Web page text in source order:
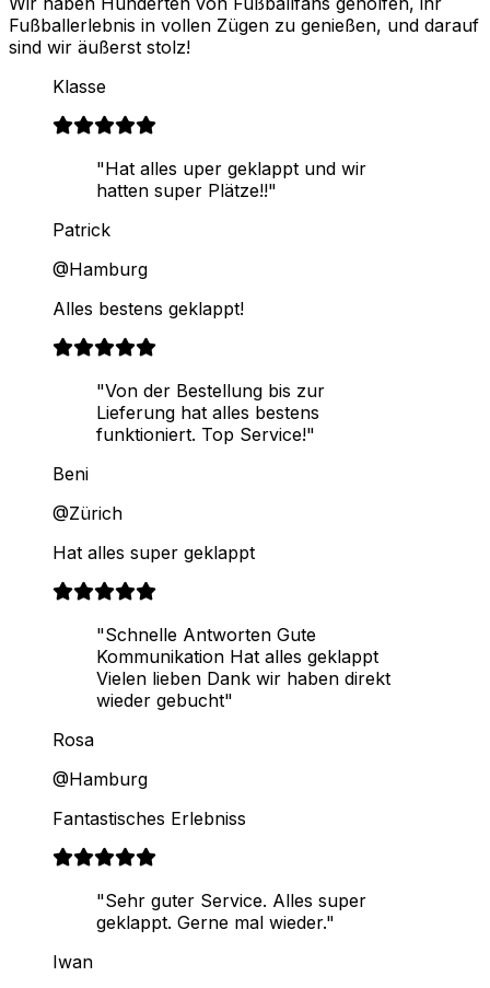
Fußballerlebnis in vollen Zügen zu genießen, und darauf
sind wir äußerst stolz!
Klasse
"Hat alles uper geklappt und wir
hatten super Plätze!!"
Patrick
@Hamburg
Alles bestens geklappt!
"Von der Bestellung bis zur
Lieferung hat alles bestens
funktioniert. Top Service!"
Beni
@Zürich
Hat alles super geklappt
"Schnelle Antworten Gute
Kommunikation Hat alles geklappt
Vielen lieben Dank wir haben direkt
wieder gebucht"
Rosa
@Hamburg
Fantastisches Erlebniss
"Sehr guter Service. Alles super
geklappt. Gerne mal wieder."
Iwan